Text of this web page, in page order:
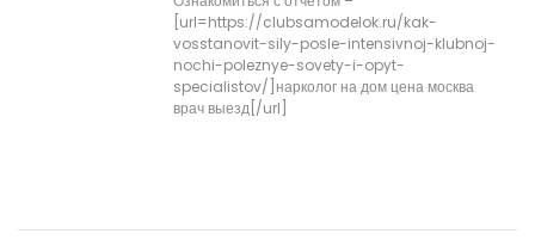
[url=https://clubsamodelok.ru/kak-
vosstanovit-sily-posle-intensivnoj-klubnoj-
nochi-poleznye-sovety-i-opyt-
specialistov/]нарколог на дом цена москва
врач выезд[/url]